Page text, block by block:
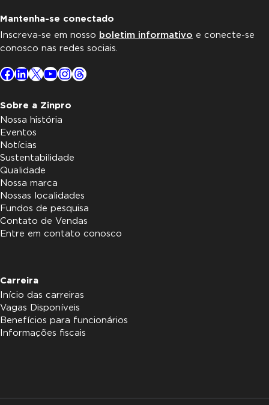
Mantenha-se conectado
Inscreva-se em nosso boletim informativo e conecte-se
conosco nas redes sociais.
Facebook
LinkedIn
X YouTube
Instagram
Threads
Sobre a Zinpro
Nossa história
Eventos
Notícias
Sustentabilidade
Qualidade
Nossa marca
Nossas localidades
Fundos de pesquisa
Contato de Vendas
Entre em contato conosco
Carreira
Início das carreiras
Vagas Disponíveis
Benefícios para funcionários
Informações fiscais